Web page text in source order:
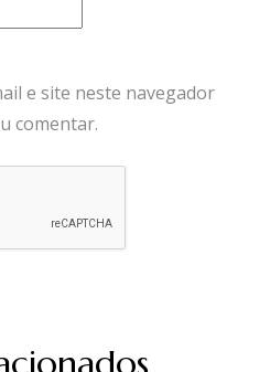
e site neste navegador
comentar.